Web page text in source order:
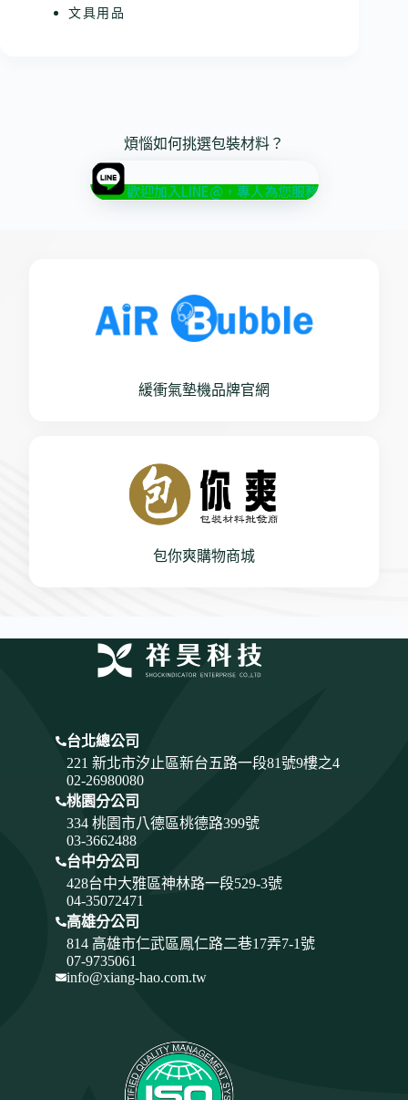
文具用品
煩惱如何挑選包裝材料？
歡迎加入LINE@，專人為您服務
緩衝氣墊機品牌官網
包你爽購物商城
台北總公司
221 新北市汐止區新台五路一段81號9樓之4
02-26980080
桃園分公司
334 桃園市八德區桃德路399號
03-3662488
台中分公司
428台中大雅區神林路一段529-3號
04-35072471
高雄分公司
814 高雄市仁武區鳳仁路二巷17弄7-1號
07-9735061
info@xiang-hao.com.tw